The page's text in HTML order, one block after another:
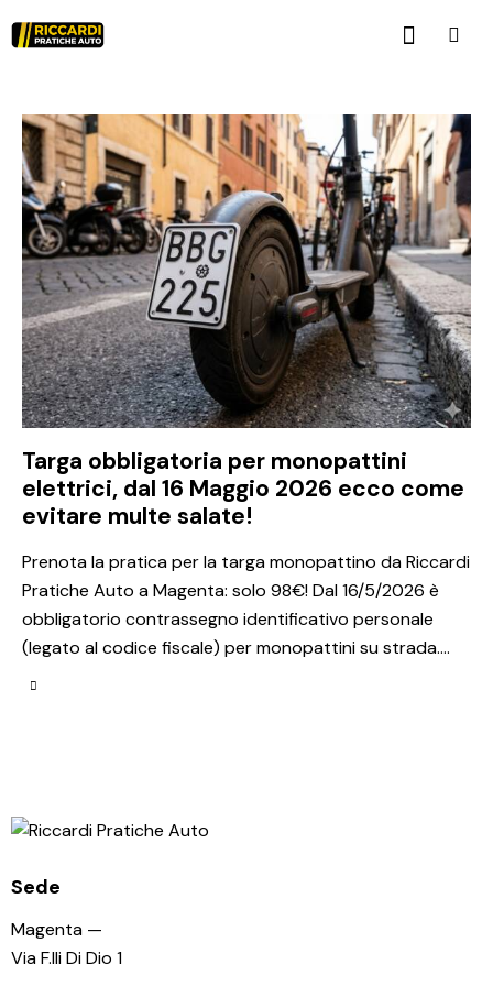
Targa obbligatoria per monopattini
elettrici, dal 16 Maggio 2026 ecco come
evitare multe salate!
Prenota la pratica per la targa monopattino da Riccardi
Pratiche Auto a Magenta: solo 98€! Dal 16/5/2026 è
obbligatorio contrassegno identificativo personale
(legato al codice fiscale) per monopattini su strada.…
Sede
Magenta —
Via F.lli Di Dio 1